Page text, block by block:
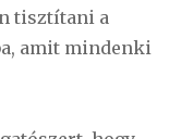
tisztítani a
amit mindenki